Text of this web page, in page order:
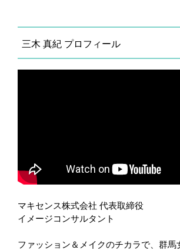
三木 真紀 プロフィール
マキセンス株式会社 代表取締役
イメージコンサルタント
ファッション＆メイクのチカラで、群馬